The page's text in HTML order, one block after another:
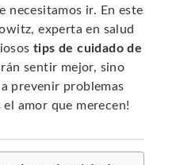
necesitamos ir. En este
experta en salud
tips de cuidado de
sentir mejor, sino
prevenir problemas
el amor que merecen!